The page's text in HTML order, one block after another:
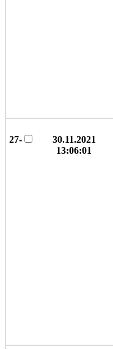
27-
30.11.2021
13:06:01